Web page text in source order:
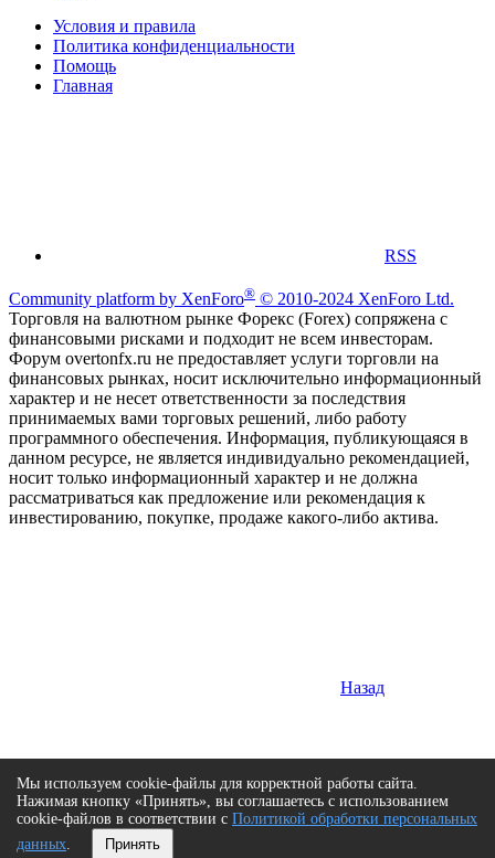
Условия и правила
Политика конфиденциальности
Помощь
Главная
RSS
Community platform by XenForo® © 2010-2024 XenForo Ltd.
Торговля на валютном рынке Форекс (Forex) сопряжена с
финансовыми рисками и подходит не всем инвесторам.
Форум overtonfx.ru не предоставляет услуги торговли на
финансовых рынках, носит исключительно информационный
характер и не несет ответственности за последствия
принимаемых вами торговых решений, либо работу
программного обеспечения. Информация, публикующаяся в
данном ресурсе, не является индивидуально рекомендацией,
носит только информационный характер и не должна
рассматриваться как предложение или рекомендация к
инвестированию, покупке, продаже какого-либо актива.
Назад
Мы используем cookie-файлы для корректной работы сайта.
Нажимая кнопку «Принять», вы соглашаетесь с использованием
cookie-файлов в соответствии с Политикой обработки персональных
данных. Принять